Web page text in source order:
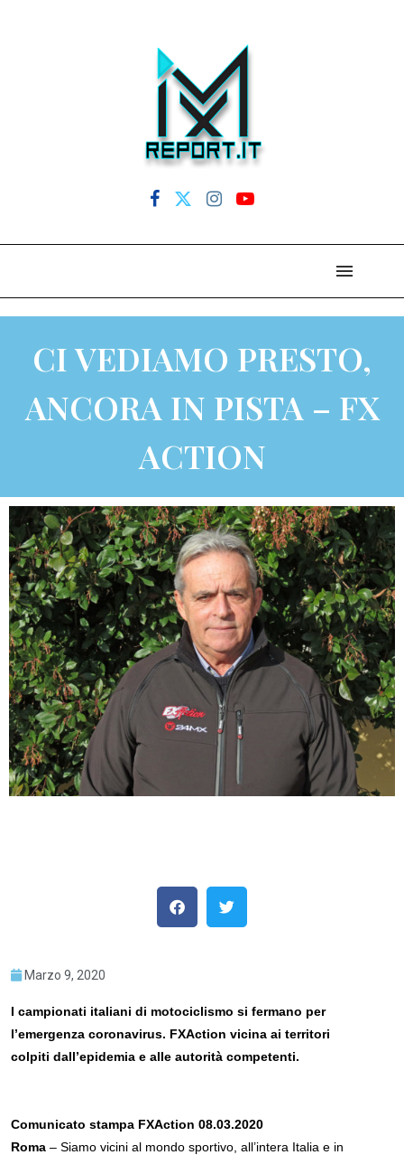
CI VEDIAMO PRESTO,
ANCORA IN PISTA – FX
ACTION
Marzo 9, 2020
I campionati italiani di motociclismo si fermano per
l’emergenza coronavirus. FXAction vicina ai territori
colpiti dall’epidemia e alle autorità competenti.
Comunicato stampa FXAction 08.03.2020
Roma – Siamo vicini al mondo sportivo, all’intera Italia e in